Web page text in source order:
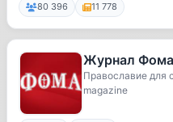
80 396 11 778
Журнал Фома
Православие для
magazine